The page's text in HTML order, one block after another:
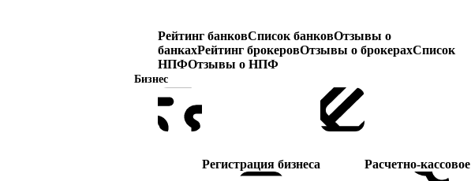
Рейтинг банковСписок банковОтзывы о
банкахРейтинг брокеровОтзывы о брокерахСписок
НПФОтзывы о НПФ
Бизнес
Регистрация бизнеса Расчетно-кассовое